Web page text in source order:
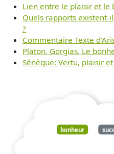
Lien entre le plaisir et le
Quels rapports
?
Commentaire Texte
Platon, Gorgias. Le
Sénèque: Vertu, plaisir
bonheur